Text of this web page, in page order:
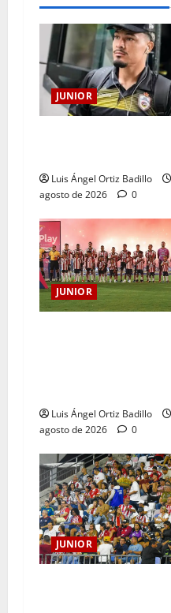
JUNIOR
Luis Ángel Ortiz Badillo
agosto de 2026
0
JUNIOR
Luis Ángel Ortiz Badillo
agosto de 2026
0
JUNIOR